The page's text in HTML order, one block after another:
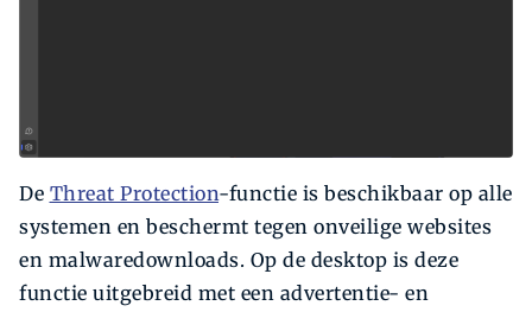
De Threat Protection-functie is beschikbaar op alle
systemen en beschermt tegen onveilige websites
en malwaredownloads. Op de desktop is deze
functie uitgebreid met een advertentie- en